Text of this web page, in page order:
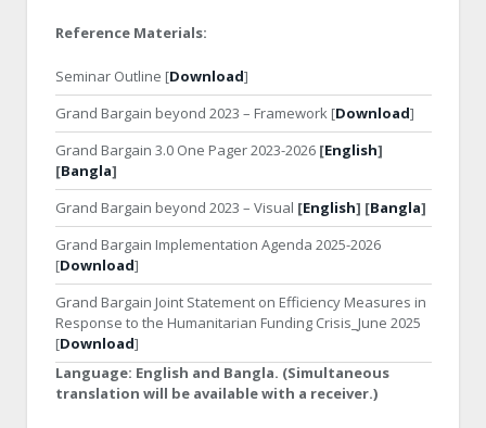
Reference Materials:
Seminar Outline [Download]
Grand Bargain beyond 2023 – Framework [Download]
Grand Bargain 3.0 One Pager 2023-2026 [English]
[Bangla]
Grand Bargain beyond 2023 – Visual [English] [Bangla]
Grand Bargain Implementation Agenda 2025-2026
[Download]
Grand Bargain Joint Statement on Efficiency Measures in
Response to the Humanitarian Funding Crisis_June 2025
[Download]
Language: English and Bangla. (Simultaneous
translation will be available with a receiver.)